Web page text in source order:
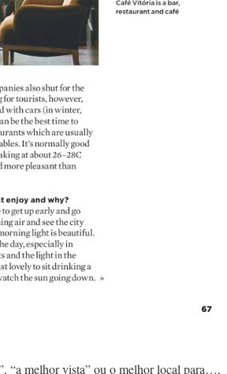
“a melhor vista” ou o melhor local para…,